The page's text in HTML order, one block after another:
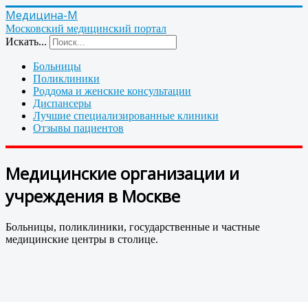
Медицина-М
Московский медицинский портал
Искать...
Больницы
Поликлиники
Роддома и женские консультации
Диспансеры
Лучшие специализированные клиники
Отзывы пациентов
Медицинские организации и
учреждения в Москве
Больницы, поликлиники, государственные и частные
медицинские центры в столице.